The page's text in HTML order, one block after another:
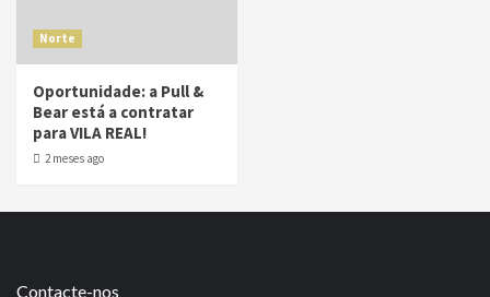
Norte
Oportunidade: a Pull &
Bear está a contratar
para VILA REAL!
2 meses ago
Contacte-nos